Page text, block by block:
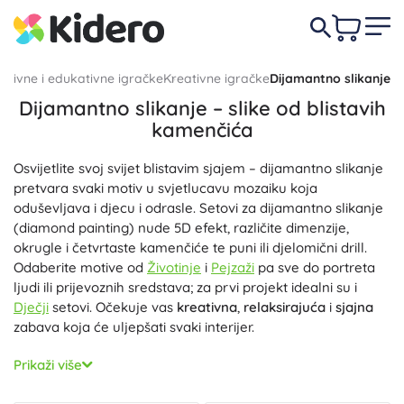
i edukativne igračkeKreativne igračkeDijamantno slikanje
Dijamantno slikanje – slike od blistavih
kamenčića
Osvijetlite svoj svijet blistavim sjajem – dijamantno slikanje
pretvara svaki motiv u svjetlucavu mozaiku koja
oduševljava i djecu i odrasle. Setovi za dijamantno slikanje
(diamond painting) nude 5D efekt, različite dimenzije,
okrugle i četvrtaste kamenčiće te puni ili djelomični drill.
Odaberite motive od Životinje i Pejzaži pa sve do portreta
ljudi ili prijevoznih sredstava; za prvi projekt idealni su i
Dječji setovi. Očekuje vas kreativna, relaksirajuća i sjajna
zabava koja će uljepšati svaki interijer.
Svaki set za dijamantno slikanje sadrži predtiskano platno s
ljepljivim slojem i DMC legendom, akrilne kamenčiće
Prikaži više